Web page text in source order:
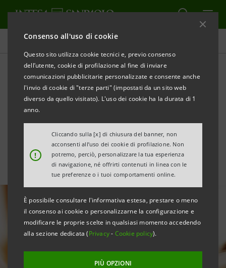
Consenso all'uso di cookie
Questo sito utilizza cookie tecnici e, previo consenso
dell’utente, cookie di profilazione al fine di inviare
comunicazioni pubblicitarie personalizzate e consente anche
l'invio di cookie di "terze parti" (impostati da un sito web
diverso da quello visitato). L'uso dei cookie ha la durata di 1
anno.
!
Cliccando sulla [x] di chiusura del banner, non
acconsenti all’uso dei cookie di profilazione. Non
potremo, perciò, personalizzare la tua esperienza
di navigazione, né offrirti contenuti in linea con le
tue preferenze o i tuoi comportamenti online.
È possibile consultare l'informativa estesa, prestare o meno
il consenso ai cookie o personalizzarne la configurazione e
modificare le proprie scelte in qualsiasi momento accedendo
alla sezione dedicata (Privacy- Cookie policy).
PIÙ OPZIONI
Tutte le news
Intesa Sanpaolo partecipa
al maggiore finanziamento
del Gruppo FS